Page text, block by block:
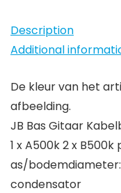
Cap
500k
Description
Additional
De kleur van het
afbeelding.
JB Bas Gitaar
1 x A500k 2 x
as/bodemdiameter:
condensator